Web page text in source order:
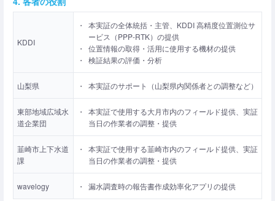
KDDI
・
本実証の全体統括・主管、KDDI 高精度位置測位サ
ービス（PPP-RTK）の提供
・
位置情報の取得・活用に使用する機材の提供
・
検証結果の評価・分析
山梨県 ・ 本実証のサポート（山梨県内関係者との調整など）
東部地域広域水
道企業団
・
本実証で使用する大月市内のフィールド提供、実証
当日の作業者の調整・提供
韮崎市上下水道
課
・
本実証で使用する韮崎市内のフィールド提供、実証
当日の作業者の調整・提供
wavelogy ・ 漏水調査時の報告書作成効率化アプリの提供